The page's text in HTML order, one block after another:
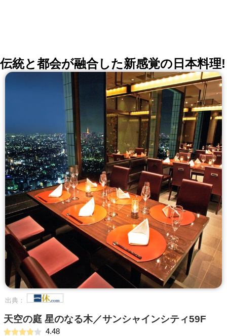
伝統と都会が融合した新感覚の日本料理!
出典：
天空の庭 星のなる木／サンシャインシティ59F
4.48